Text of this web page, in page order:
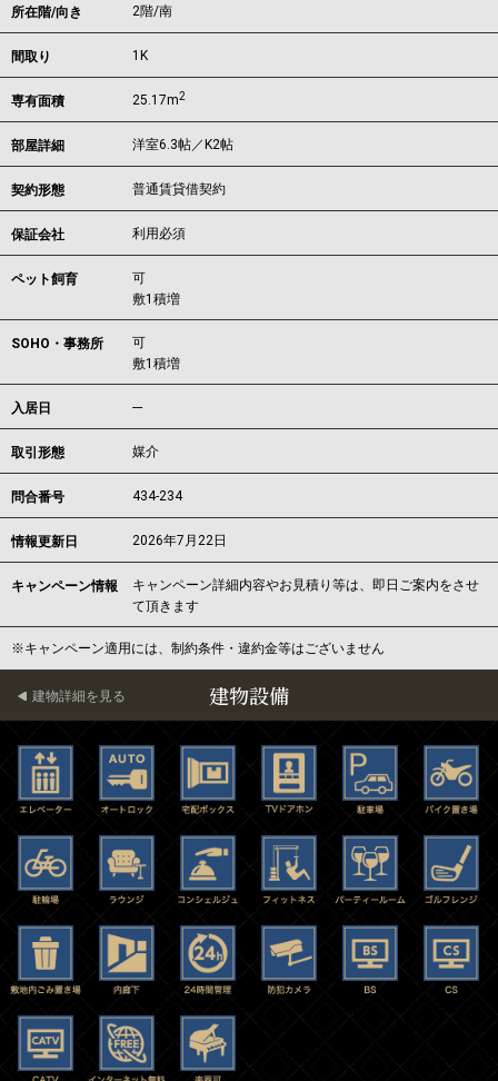
所在階/向き 2階/南
間取り 1K
専有面積 25.17m2
部屋詳細 洋室6.3帖／K2帖
契約形態 普通賃貸借契約
保証会社 利用必須
ペット飼育
可
敷1積増
SOHO・事務所
可
敷1積増
入居日 ---
取引形態 媒介
問合番号 434-234
情報更新日 2026年7月22日
キャンペーン情報
キャンペーン詳細内容やお見積り等は、即日ご案内をさせ
て頂きます
※キャンペーン適用には、制約条件・違約金等はございません
建物設備
建物詳細を見る